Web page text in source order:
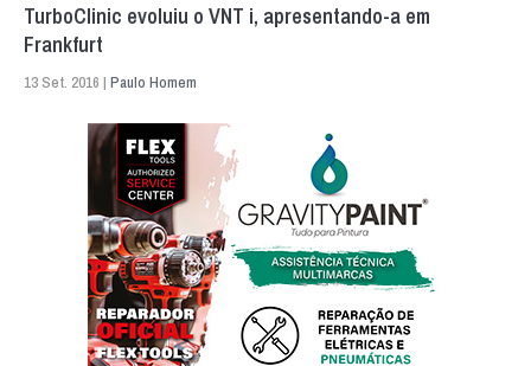
TurboClinic evoluiu o VNT i, apresentando-a em
Frankfurt
13 Set. 2016 | Paulo Homem